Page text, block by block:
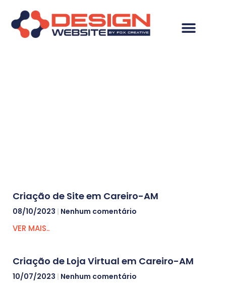
Criação de Site em Careiro-AM
08/10/2023 Nenhum comentário
VER MAIS..
Criação de Loja Virtual em Careiro-AM
10/07/2023 Nenhum comentário